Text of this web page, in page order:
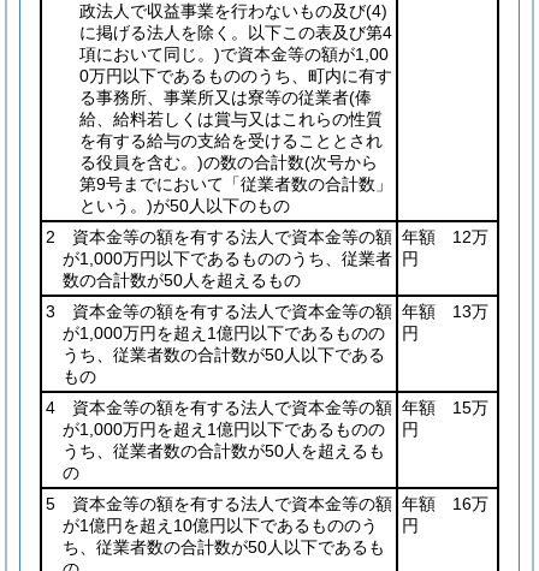
政法人で収益事業を行わないもの及び(4)
に掲げる法人を除く。以下この表及び第4
項において同じ。)で資本金等の額が1,00
0万円以下であるもののうち、町内に有す
る事務所、事業所又は寮等の従業者(俸
給、給料若しくは賞与又はこれらの性質
を有する給与の支給を受けることとされ
る役員を含む。)の数の合計数(次号から
第9号までにおいて「従業者数の合計数」
という。)が50人以下のもの
2 資本金等の額を有する法人で資本金等の額
が1,000万円以下であるもののうち、従業者
数の合計数が50人を超えるもの
年額 12万
円
3 資本金等の額を有する法人で資本金等の額
が1,000万円を超え1億円以下であるものの
うち、従業者数の合計数が50人以下である
もの
年額 13万
円
4 資本金等の額を有する法人で資本金等の額
が1,000万円を超え1億円以下であるものの
うち、従業者数の合計数が50人を超えるも
の
年額 15万
円
5 資本金等の額を有する法人で資本金等の額
が1億円を超え10億円以下であるもののう
ち、従業者数の合計数が50人以下であるも
年額 16万
円